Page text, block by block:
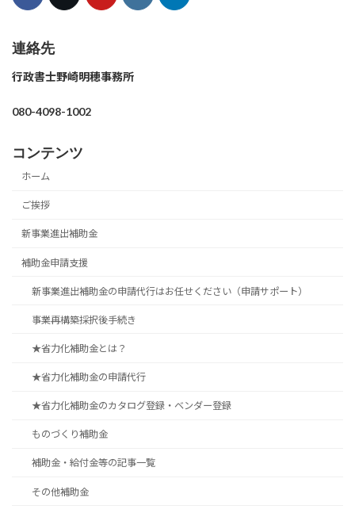
連絡先
行政書士野崎明穂事務所
080-4098-1002
コンテンツ
ホーム
ご挨拶
新事業進出補助金
補助金申請支援
新事業進出補助金の申請代行はお任せください（申請サポート）
事業再構築採択後手続き
★省力化補助金とは？
★省力化補助金の申請代行
★省力化補助金のカタログ登録・ベンダー登録
ものづくり補助金
補助金・給付金等の記事一覧
その他補助金